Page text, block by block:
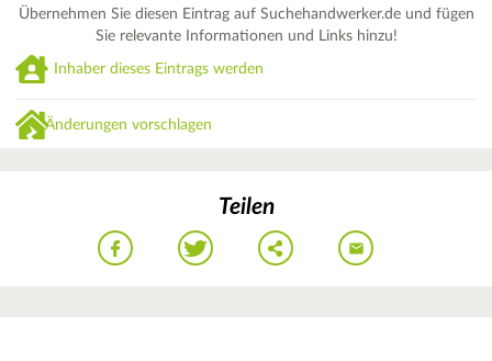
Übernehmen Sie diesen Eintrag auf Suchehandwerker.de und fügen
Sie relevante Informationen und Links hinzu!
Inhaber dieses Eintrags werden
Änderungen vorschlagen
Teilen